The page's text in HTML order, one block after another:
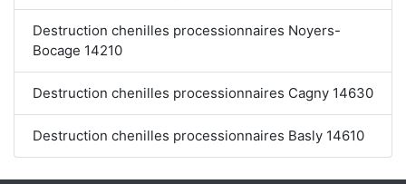
Destruction chenilles processionnaires Noyers-
Bocage 14210
Destruction chenilles processionnaires Cagny 14630
Destruction chenilles processionnaires Basly 14610